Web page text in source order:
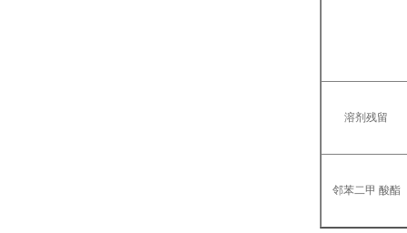
溶剂残留
邻苯二甲 酸酯